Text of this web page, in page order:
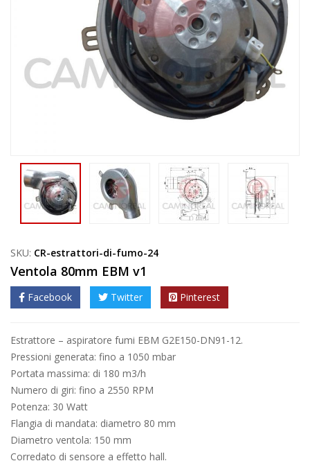
SKU: CR-estrattori-di-fumo-24
Ventola 80mm EBM v1
Facebook Twitter Pinterest
Estrattore – aspiratore fumi EBM G2E150-DN91-12.
Pressioni generata: fino a 1050 mbar
Portata massima: di 180 m3/h
Numero di giri: fino a 2550 RPM
Potenza: 30 Watt
Flangia di mandata: diametro 80 mm
Diametro ventola: 150 mm
Corredato di sensore a effetto hall.